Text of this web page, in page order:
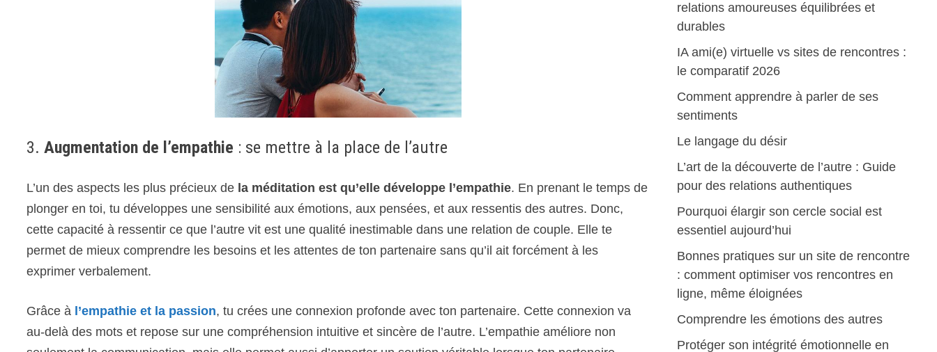
3.Augmentation de l’empathie : se mettre à la place de l’autre
L’un des aspects les plus précieux de la méditation est qu’elle développe l’empathie. En prenant le temps de
plonger en toi, tu développes une sensibilité aux émotions, aux pensées, et aux ressentis des autres. Donc,
cette capacité à ressentir ce que l’autre vit est une qualité inestimable dans une relation de couple. Elle te
permet de mieux comprendre les besoins et les attentes de ton partenaire sans qu’il ait forcément à les
exprimer verbalement.
Grâce à l’empathie et la passion, tu crées une connexion profonde avec ton partenaire. Cette connexion va
au-delà des mots et repose sur une compréhension intuitive et sincère de l’autre. L’empathie améliore non
relations amoureuses équilibrées et
durables
IA ami(e) virtuelle vs sites de rencontres :
le comparatif 2026
Comment apprendre à parler de ses
sentiments
Le langage du désir
L’art de la découverte de l’autre : Guide
pour des relations authentiques
Pourquoi élargir son cercle social est
essentiel aujourd’hui
Bonnes pratiques sur un site de rencontre
: comment optimiser vos rencontres en
ligne, même éloignées
Comprendre les émotions des autres
Protéger son intégrité émotionnelle en